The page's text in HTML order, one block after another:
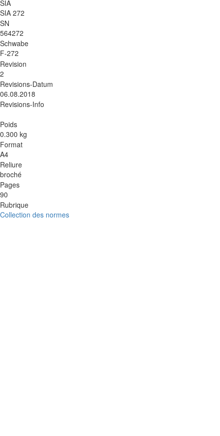
SIA
SIA 272
SN
564272
Schwabe
F-272
Revision
2
Revisions-Datum
06.08.2018
Revisions-Info
Poids
0.300 kg
Format
A4
Reliure
broché
Pages
90
Rubrique
Collection des normes